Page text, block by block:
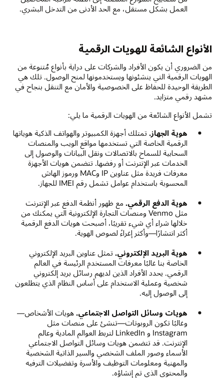
العمل بشكل مستقل، مع الحد الأدنى من التدخل البشري.
الأنواع الشائعة للهويات الرقمية
من الضروري أن يكون الأفراد والشركات على دراية بأنواع مُتنوعة من
الهويات الرقمية التي ينشئونها ويستخدمونها لمنح الوصول. تلك هي
الطريقة الوحيدة للحفاظ على الخصوصية والأمان مع التنقل بنجاح في
مشهد رقمي متزايد.
تشمل الأنواع الشائعة من الهويات الرقمية ما يلي:
هوية الجهاز. تمتلك أجهزة الكمبيوتر والهواتف الذكية هوياتها
الرقمية الخاصة التي تستخدمها مواقع الويب والمنصات
السحابية للسماح بالاتصالات ونقل البيانات والوصول إلى
الخدمات عبر الإنترنت أو رفضها. تتضمن هويات الأجهزة
معرفات فريدة مثل عناوين IP وMAC ورموز الهاش
المحسوبة باستخدام عوامل تشمل رقم IMEI للجهاز.
هوية الدفع الرقمي. مع ظهور أنظمة الدفع عبر الإنترنت
مثل Venmo ومنصات التجارة الإلكترونية التي يمكنك من
خلالها شراء أي شيء تقريبًا، أصبحت هويات الدفع الرقمية
أكثر انتشارًا—وأكثر إغراءً لصوص الهوية.
هوية البريد الإلكتروني. تمثل عناوين البريد الإلكتروني
الخاصة بنا غالبًا معرفات المستخدم الرئيسة في العالم
الرقمي. يحدد الأفراد الذين لديهم رسائل بريد إلكتروني
شخصية وعملية الاستخدام على أساس النظام الذي يتطلعون
إلى الوصول إليه.
هويات وسائل التواصل الاجتماعي. هويات الأشخاص—
وغالبًا تكون الروبوتات—تنشئ على منصات مثل
Instagram و LinkedIn لتربط العوالم المادية وعالم
الإنترنت. قد تتضمن هويات وسائل التواصل الاجتماعي
الأسماء وصور الملف الشخصي والسير الذاتية الشخصية
والمهنية ومعلومات التوظيف والأسرة وتفضيلات الترفيه
والمحتوى الذي تم إنشاؤه.